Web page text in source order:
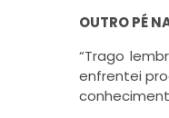
OUTRO PÉ
“Trago
enfrentei